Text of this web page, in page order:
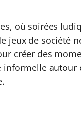
où soirées
jeux de société
créer des
autour